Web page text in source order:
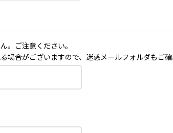
。ご注意ください。
合がございますので、迷惑メールフォルダもご確